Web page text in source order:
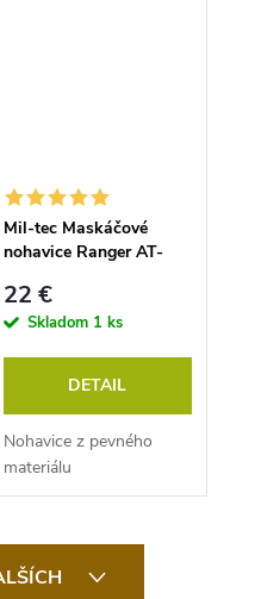
Mil-tec Maskáčové
nohavice Ranger AT-
22 €
Skladom 1 ks
DETAIL
Nohavice z pevného
materiálu